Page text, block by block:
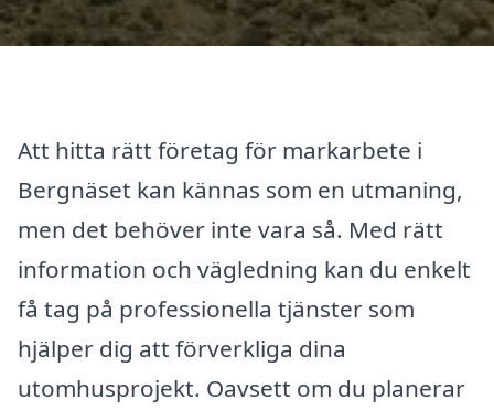
Att hitta rätt företag för markarbete i
Bergnäset kan kännas som en utmaning,
men det behöver inte vara så. Med rätt
information och vägledning kan du enkelt
få tag på professionella tjänster som
hjälper dig att förverkliga dina
utomhusprojekt. Oavsett om du planerar